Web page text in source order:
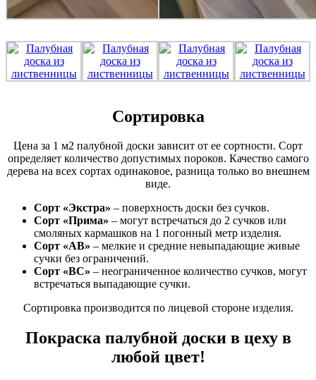
Сортировка
Цена за 1 м2 палубной доски зависит от ее сортности. Сорт
определяет количество допустимых пороков. Качество самого
дерева на всех сортах одинаковое, разница только во внешнем
виде.
Сорт «Экстра» – поверхность доски без сучков.
Сорт «Прима» – могут встречаться до 2 сучков или
смоляных кармашков на 1 погонный метр изделия.
Сорт «АВ» – мелкие и средние невыпадающие живые
сучки без ограничений.
Сорт «ВС» – неограниченное количество сучков, могут
встречаться выпадающие сучки.
Сортировка производится по лицевой стороне изделия.
Покраска палубной доски в цеху в
любой цвет!